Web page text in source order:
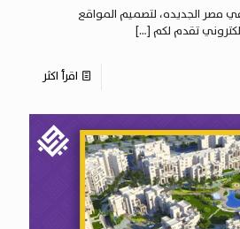
مصر الجديده، لتصميم المواقع
تقدم لكم[…]
اقرأ اكثر